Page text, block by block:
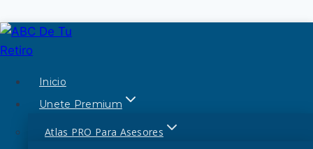
Saltar
al
Inicio
Unete Premium
Atlas PRO Para Asesores
modalidad 40
¿Si Aporto A Mi Afore
Sumo Semanas?